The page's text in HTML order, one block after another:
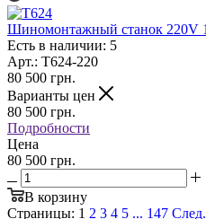
Шиномонтажный станок 220V
Есть в наличии: 5
Арт.: Т624-220
80 500 грн.
Варианты цен
80 500 грн.
Подробности
Цена
80 500 грн.
В корзину
Страницы: 1 2 3 4 5 ... 147 След.